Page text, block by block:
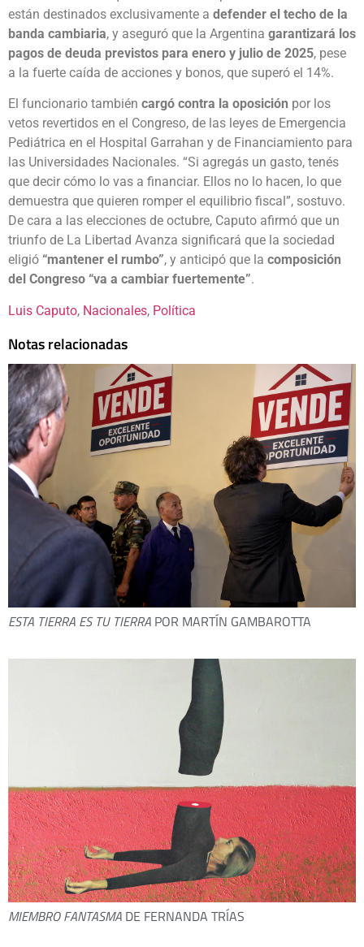
están destinados exclusivamente a defender el techo de la
banda cambiaria, y aseguró que la Argentina garantizará los
pagos de deuda previstos para enero y julio de 2025, pese
a la fuerte caída de acciones y bonos, que superó el 14%.
El funcionario también cargó contra la oposición por los
vetos revertidos en el Congreso, de las leyes de Emergencia
Pediátrica en el Hospital Garrahan y de Financiamiento para
las Universidades Nacionales. “Si agregás un gasto, tenés
que decir cómo lo vas a financiar. Ellos no lo hacen, lo que
demuestra que quieren romper el equilibrio fiscal”, sostuvo.
De cara a las elecciones de octubre, Caputo afirmó que un
triunfo de La Libertad Avanza significará que la sociedad
eligió “mantener el rumbo”, y anticipó que la composición
del Congreso “va a cambiar fuertemente”.
Luis Caputo, Nacionales, Política
Notas relacionadas
ESTA TIERRA ES TU TIERRA POR MARTÍN GAMBAROTTA
MIEMBRO FANTASMA DE FERNANDA TRÍAS